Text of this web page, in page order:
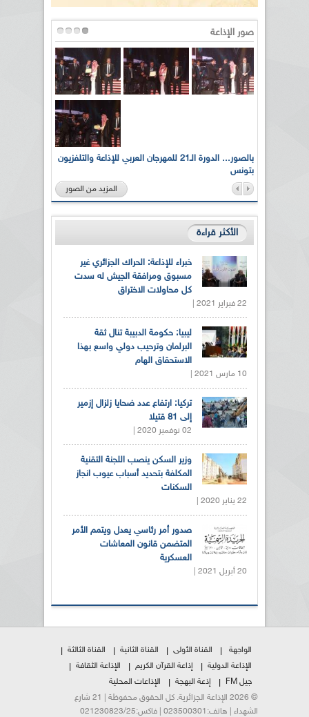
صور الإذاعة
بالصور... الدورة الـ21 للمهرجان العربي للإذاعة والتلفزيون
بتونس
المزيد من الصور
الأكثر قراءة
خبراء للإذاعة: الحراك الجزائري غير
مسبوق ومرافقة الجيش له سدت
كل محاولات الاختراق
22 فبراير 2021 |
ليبيا: حكومة الدبيبة تنال ثقة
البرلمان وترحيب دولي واسع بهذا
الاستحقاق الهام
10 مارس 2021 |
تركيا: ارتفاع عدد ضحايا زلزال إزمير
إلى 81 قتيلا
02 نوفمبر 2020 |
وزير السكن ينصب اللجنة التقنية
المكلفة بتحديد أسباب عيوب انجاز
السكنات
22 يناير 2020 |
صدور أمر رئاسي يعدل ويتمم الأمر
المتضمن قانون المعاشات
العسكرية
20 أبريل 2021 |
الواجهة القناة الأولى القناة الثانية
القناة الثالثة
الإذاعة الدولية
إذاعة القرآن الكريم
الإذاعة الثقافة
جيل FM
إذعة البهجة
الإذاعات المحلية
© 2026 الإذاعة الجزائرية. كل الحقوق محفوظة | 21 شارع
الشهداء | هاتف:023500301 | فاكس:021230823/25